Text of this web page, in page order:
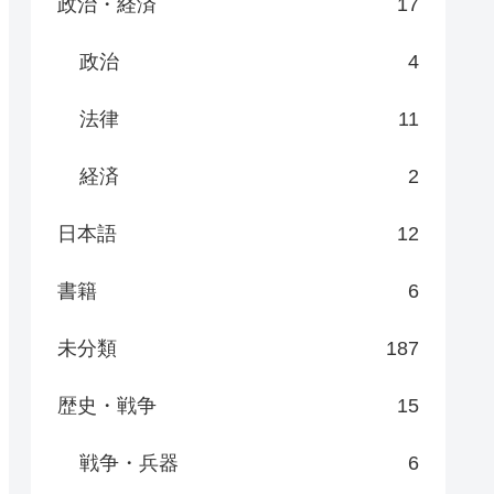
政治・経済 17
政治 4
法律 11
経済 2
日本語 12
書籍 6
未分類 187
歴史・戦争 15
戦争・兵器 6